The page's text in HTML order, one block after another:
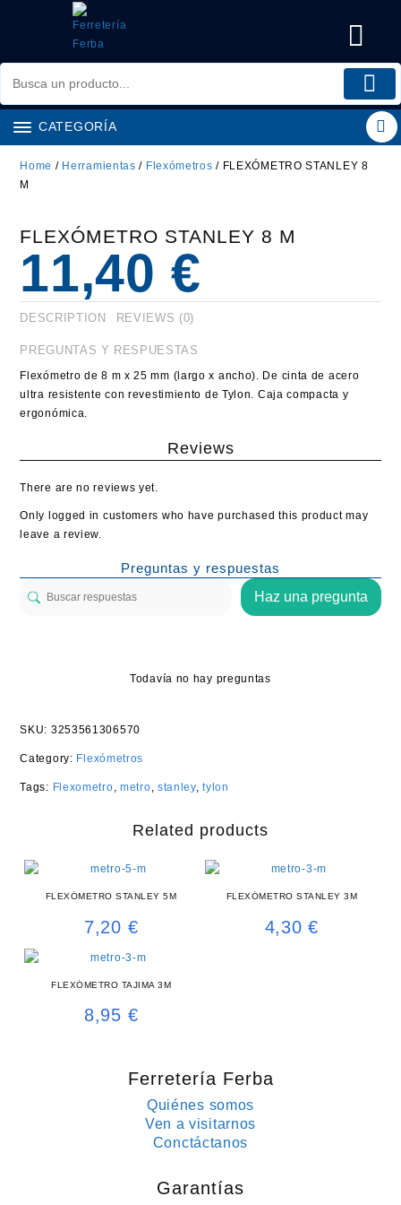
CATEGORÍA
Home / Herramientas / Flexómetros / FLEXÓMETRO STANLEY 8
M
FLEXÓMETRO STANLEY 8 M
11,40 €
DESCRIPTION REVIEWS (0)
PREGUNTAS Y RESPUESTAS
Flexómetro de 8 m x 25 mm (largo x ancho). De cinta de acero
ultra resistente con revestimiento de Tylon. Caja compacta y
ergonómica.
Reviews
There are no reviews yet.
Only logged in customers who have purchased this product may
leave a review.
Preguntas y respuestas
Haz una pregunta
Todavía no hay preguntas
SKU: 3253561306570
Category: Flexómetros
Tags: Flexometro, metro, stanley,tylon
Related products
FLEXÓMETRO STANLEY 5M
7,20 €
FLEXÓMETRO STANLEY 3M
4,30€
FLEXÓMETRO TAJIMA 3M
8,95 €
Ferretería Ferba
Quiénes somos
Ven a visitarnos
Conctáctanos
Garantías